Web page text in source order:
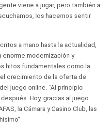
viene a jugar, pero también a
los hacemos sentir
a mano hasta la actualidad,
modernización y
hitos fundamentales como la
crecimiento de la oferta de
juego online. “Al principio
Hoy, gracias al juego
la Cámara y Casino Club, las